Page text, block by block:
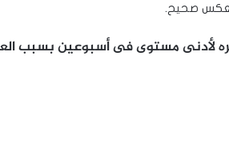
صحيح.
لأدنى مستوى فى أسبوعين بسبب